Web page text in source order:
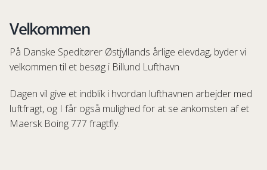
Velkommen
På Danske Speditører Østjyllands årlige elevdag, byder vi
velkommen til et besøg i Billund Lufthavn
Dagen vil give et indblik i hvordan lufthavnen arbejder med
luftfragt, og I får også mulighed for at se ankomsten af et
Maersk Boing 777 fragtfly.